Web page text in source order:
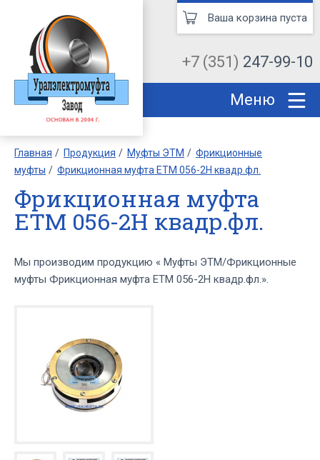
+7 (351) 247-99-10
Ваша корзина пуста
Меню
Главная Продукция Муфты ЭТМ
Фрикционные
муфты
Фрикционная муфта ЕТМ 056-2Н квадр.фл.
Фрикционная муфта
ЕТМ 056-2Н квадр.фл.
Мы производим продукцию « Муфты ЭТМ/Фрикционные
муфты Фрикционная муфта ЕТМ 056-2Н квадр.фл.».